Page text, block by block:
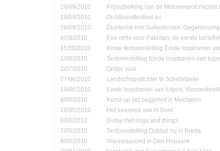
26/09/2010
Prijsuitreiking van de Melopeepoëzieprijs
18/09/2010
Dichtkunstfestival.eu
16/09/2010
Dichterlijk met Suikerbonen:
4/09/2010
Een cello voor Pakistan, de eerste
15/08/2010
Einde tentoonstelling Einde loopbanen
1/08/2010
Tentoonstelling Einde loopbanen van
2/07/2010
Onder vuur
27/06/2010
Landschapsdichter te Schellebelle
19/06/2010
Einde loopbanen van tulpen,
6/06/2010
Kunst op het begijnhof in Mechelen
16/05/2010
Het torenlied ook in Doel
8/05/2010
D-day met rings and things
7/05/2010
Tentoonstelling Dubbel nu in Breda
6/05/2010
Wannesavond in Den Hopsack